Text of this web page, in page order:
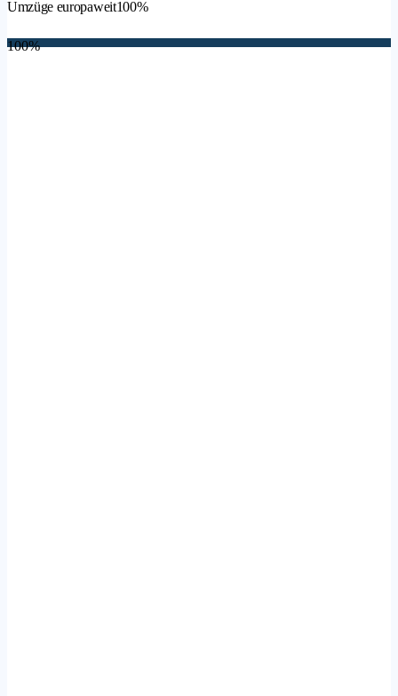
Umzüge europaweit100%
100%